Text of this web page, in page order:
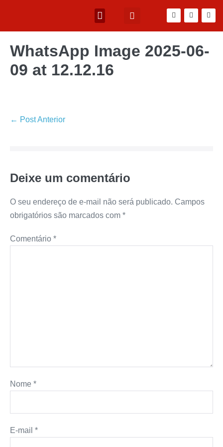
WhatsApp Image 2025-06-
09 at 12.12.16
← Post Anterior
Deixe um comentário
O seu endereço de e-mail não será publicado. Campos
obrigatórios são marcados com *
Comentário *
Nome *
E-mail *